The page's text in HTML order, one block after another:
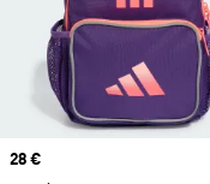
Prix
28 €